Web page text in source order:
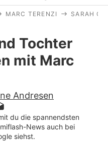
Liebe
MARC TERENZI SARAH
Tochter
mit Marc
Andresen
du die spannendsten
News auch bei
siehst.